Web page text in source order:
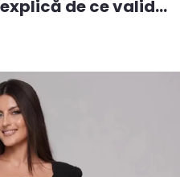
de ce valid...